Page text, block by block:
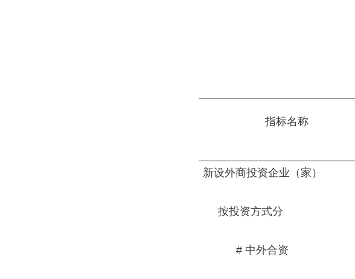
指标名称
新设外商投资企业（家）
按投资方式分
# 中外合资